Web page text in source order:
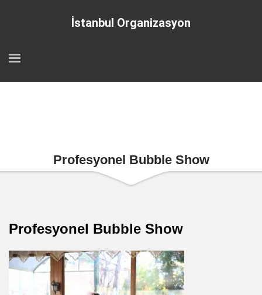
İstanbul Organizasyon
Profesyonel Bubble Show
Profesyonel Bubble Show